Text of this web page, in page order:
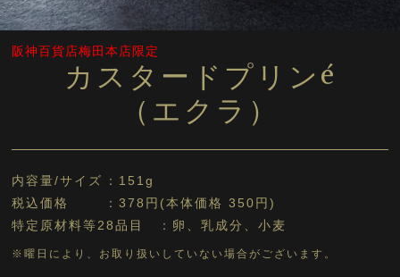
阪神百貨店梅田本店限定
カスタードプリンé
（エクラ）
内容量/サイズ
151g
税込価格
378円(本体価格 350円)
特定原材料等28品目
卵、乳成分、小麦
※曜日により、お取り扱いしていない場合がございます。